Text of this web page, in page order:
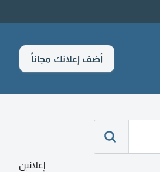
أضف إعلانك مجاناً
إعلانين